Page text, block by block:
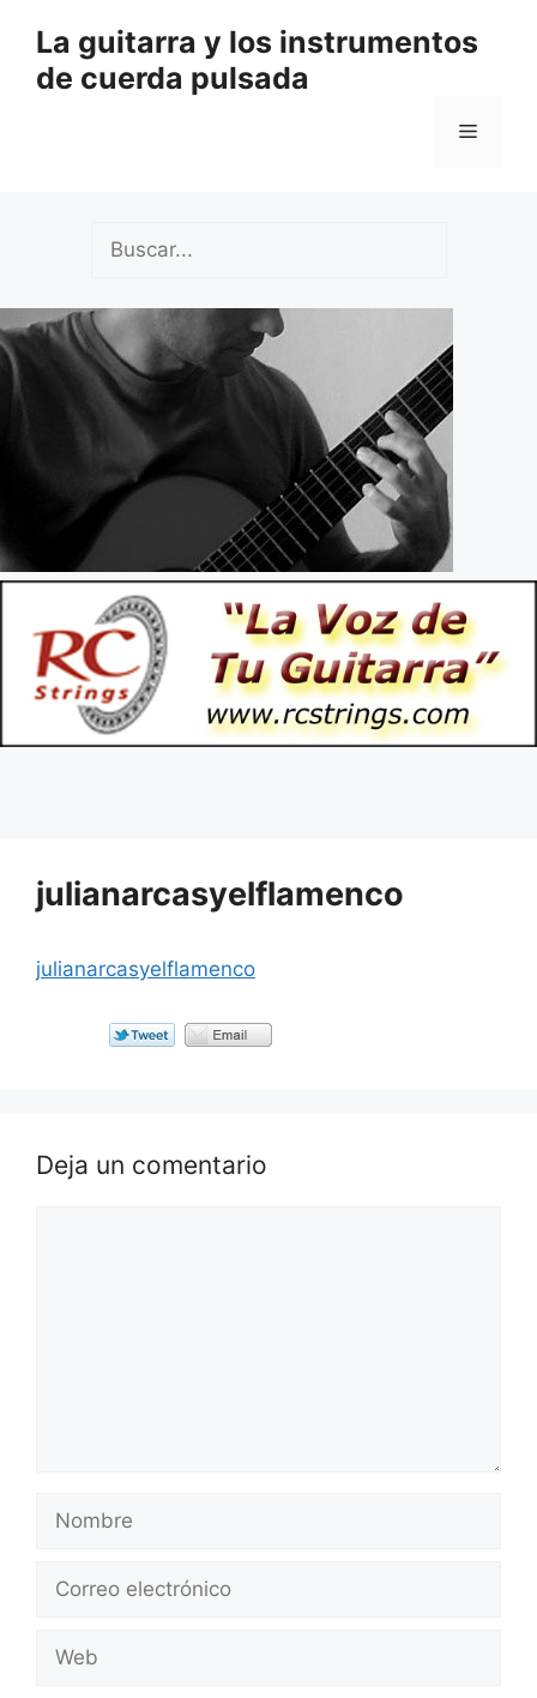
contenido
La guitarra y los instrumentos
de cuerda pulsada
Menú
julianarcasyelflamenco
julianarcasyelflamenco
Deja un comentario
electrónico